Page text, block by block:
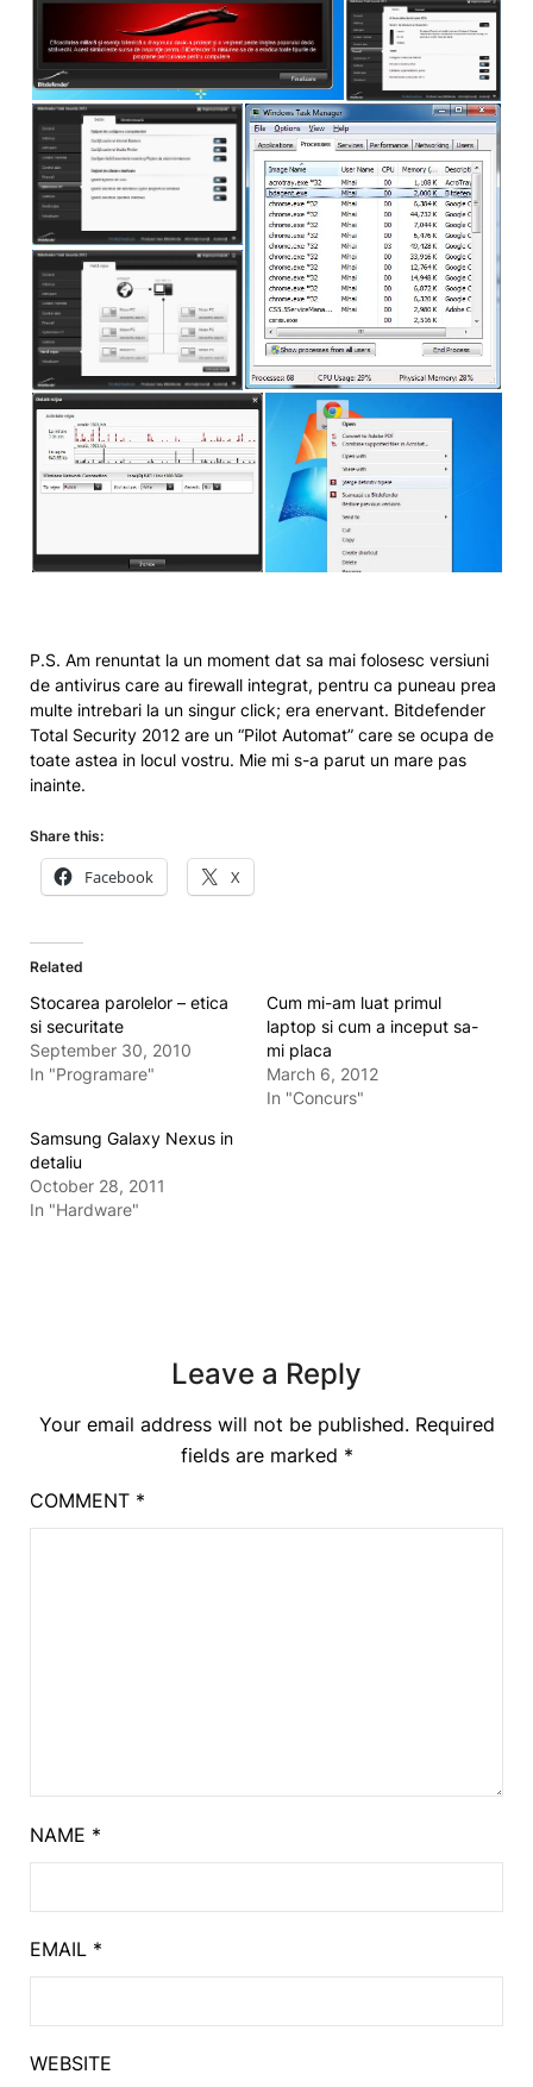
P.S. Am renuntat la un moment dat sa mai folosesc versiuni
de antivirus care au firewall integrat, pentru ca puneau prea
multe intrebari la un singur click; era enervant. Bitdefender
Total Security 2012 are un “Pilot Automat” care se ocupa de
toate astea in locul vostru. Mie mi s-a parut un mare pas
inainte.
Share this:
Facebook X
Related
Stocarea parolelor – etica
si securitate
September 30, 2010
In "Programare"
Cum mi-am luat primul
laptop si cum a inceput sa-
mi placa
March 6, 2012
In "Concurs"
Samsung Galaxy Nexus in
detaliu
October 28, 2011
In "Hardware"
Leave a Reply
Your email address will not be published. Required
fields are marked *
COMMENT *
NAME *
EMAIL *
WEBSITE